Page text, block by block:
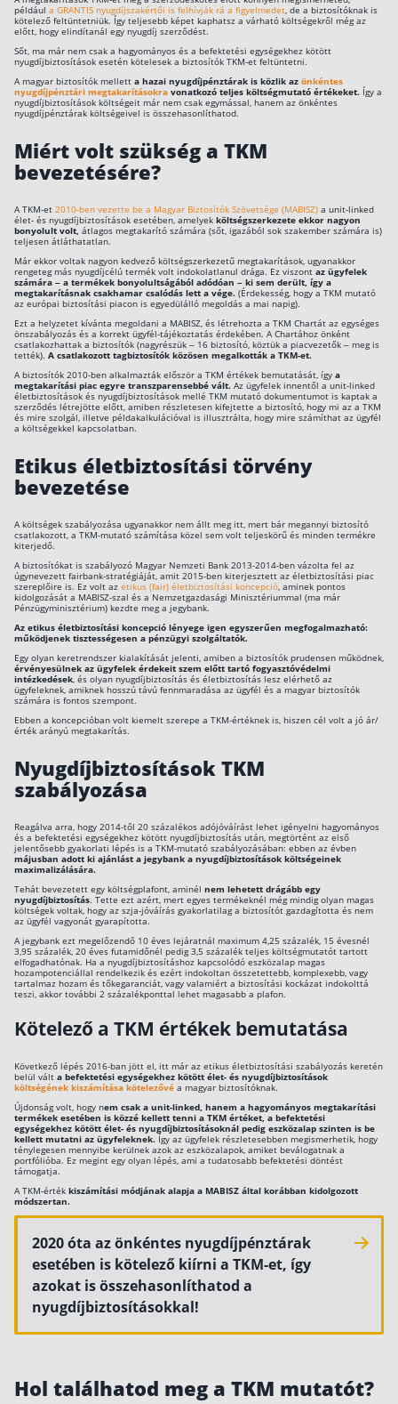
például a GRANTIS nyugdíjszakértői is felhívják rá a figyelmedet , de a biztosítóknak is
kötelező feltüntetniük. Így teljesebb képet kaphatsz a várható költségekről még az
előtt, hogy elindítanál egy nyugdíj szerződést.
Sőt, ma már nem csak a hagyományos és a befektetési egységekhez kötött
nyugdíjbiztosítások esetén kötelesek a biztosítók TKM-et feltüntetni.
A magyar biztosítók mellett a hazai nyugdíjpénztárak is közlik az önkéntes
nyugdíjpénztári megtakarításokra vonatkozó teljes költségmutató értékeket. Így a
nyugdíjbiztosítások költségeit már nem csak egymással, hanem az önkéntes
nyugdíjpénztárak költségeivel is összehasonlíthatod.
Miért volt szükség a TKM
bevezetésére?
A TKM-et 2010-ben vezette be a Magyar Biztosítók Szövetsége (MABISZ) a unit-linked
élet- és nyugdíjbiztosítások esetében, amelyek költségszerkezete ekkor nagyon
bonyolult volt, átlagos megtakarító számára (sőt, igazából sok szakember számára is)
teljesen átláthatatlan.
Már ekkor voltak nagyon kedvező költségszerkezetű megtakarítások, ugyanakkor
rengeteg más nyugdíjcélú termék volt indokolatlanul drága. Ez viszont az ügyfelek
számára – a termékek bonyolultságából adódóan – ki sem derült, így a
megtakarításnak csakhamar csalódás lett a vége. (Érdekesség, hogy a TKM mutató
az európai biztosítási piacon is egyedülálló megoldás a mai napig).
Ezt a helyzetet kívánta megoldani a MABISZ, és létrehozta a TKM Chartát az egységes
önszabályozás és a korrekt ügyfél-tájékoztatás érdekében. A Chartához önként
csatlakozhattak a biztosítók (nagyrészük – 16 biztosító, köztük a piacvezetők – meg is
tették). A csatlakozott tagbiztosítók közösen megalkották a TKM-et.
A biztosítók 2010-ben alkalmazták először a TKM értékek bemutatását, így a
megtakarítási piac egyre transzparensebbé vált. Az ügyfelek innentől a unit-linked
életbiztosítások és nyugdíjbiztosítások mellé TKM mutató dokumentumot is kaptak a
szerződés létrejötte előtt, amiben részletesen kifejtette a biztosító, hogy mi az a TKM
és mire szolgál, illetve példakalkulációval is illusztrálta, hogy mire számíthat az ügyfél
a költségekkel kapcsolatban.
Etikus életbiztosítási törvény
bevezetése
A költségek szabályozása ugyanakkor nem állt meg itt, mert bár megannyi biztosító
csatlakozott, a TKM-mutató számítása közel sem volt teljeskörű és minden termékre
kiterjedő.
A biztosítókat is szabályozó Magyar Nemzeti Bank 2013-2014-ben vázolta fel az
úgynevezett fairbank-stratégiáját, amit 2015-ben kiterjesztett az életbiztosítási piac
szereplőire is. Ez volt az etikus (fair) életbiztosítási koncepció , aminek pontos
kidolgozását a MABISZ-szal és a Nemzetgazdasági Minisztériummal (ma már
Pénzügyminisztérium) kezdte meg a jegybank.
Az etikus életbiztosítási koncepció lényege igen egyszerűen megfogalmazható:
működjenek tisztességesen a pénzügyi szolgáltatók.
Egy olyan keretrendszer kialakítását jelenti, amiben a biztosítók prudensen működnek,
érvényesülnek az ügyfelek érdekeit szem előtt tartó fogyasztóvédelmi
intézkedések , és olyan nyugdíjbiztosítás és életbiztosítás lesz elérhető az
ügyfeleknek, amiknek hosszú távú fennmaradása az ügyfél és a magyar biztosítók
számára is fontos szempont.
Ebben a koncepcióban volt kiemelt szerepe a TKM-értéknek is, hiszen cél volt a jó ár/
érték arányú megtakarítás.
Nyugdíjbiztosítások TKM
szabályozása
Reagálva arra, hogy 2014-től 20 százalékos adójóváírást lehet igényelni hagyományos
és a befektetési egységekhez kötött nyugdíjbiztosítás után, megtörtént az első
jelentősebb gyakorlati lépés is a TKM-mutató szabályozásában: ebben az évben
májusban adott ki ajánlást a jegybank a nyugdíjbiztosítások költségeinek
maximalizálására.
Tehát bevezetett egy költségplafont, aminél nem lehetett drágább egy
nyugdíjbiztosítás. Tette ezt azért, mert egyes termékeknél még mindig olyan magas
költségek voltak, hogy az szja-jóváírás gyakorlatilag a biztosítót gazdagította és nem
az ügyfél vagyonát gyarapította.
A jegybank ezt megelőzendő 10 éves lejáratnál maximum 4,25 százalék, 15 évesnél
3,95 százalék, 20 éves futamidőnél pedig 3,5 százalék teljes költségmutatót tartott
elfogadhatónak. Ha a nyugdíjbiztosításhoz kapcsolódó eszközalap magas
hozampotenciállal rendelkezik és ezért indokoltan összetettebb, komplexebb, vagy
tartalmaz hozam és tőkegaranciát, vagy valamiért a biztosítási kockázat indokolttá
teszi, akkor további 2 százalékponttal lehet magasabb a plafon.
Kötelező a TKM értékek bemutatása
Következő lépés 2016-ban jött el, itt már az etikus életbiztosítási szabályozás keretén
belül vált a befektetési egységekhez kötött élet- és nyugdíjbiztosítások
költségének kiszámítása kötelezővé a magyar biztosítóknak.
Újdonság volt, hogy nem csak a unit-linked, hanem a hagyományos megtakarítási
termékek esetében is közzé kellett tenni a TKM értéket, a befektetési
egységekhez kötött élet- és nyugdíjbiztosításoknál pedig eszközalap szinten is be
kellett mutatni az ügyfeleknek. Így az ügyfelek részletesebben megismerhetik, hogy
ténylegesen mennyibe kerülnek azok az eszközalapok, amiket beválogatnak a
portfólióba. Ez megint egy olyan lépés, ami a tudatosabb befektetési döntést
támogatja.
A TKM-érték kiszámítási módjának alapja a MABISZ által korábban kidolgozott
módszertan.
2020 óta az önkéntes nyugdíjpénztárak
esetében is kötelező kiírni a TKM-et, így
azokat is összehasonlíthatod a
nyugdíjbiztosításokkal!
Hol találhatod meg a TKM mutatót?